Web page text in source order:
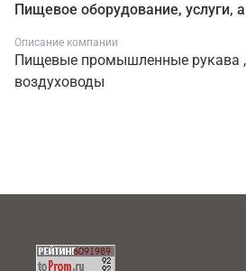
Пищевое оборудование, услуги,
Описание компании
Пищевые промышленные рукава
воздуховоды